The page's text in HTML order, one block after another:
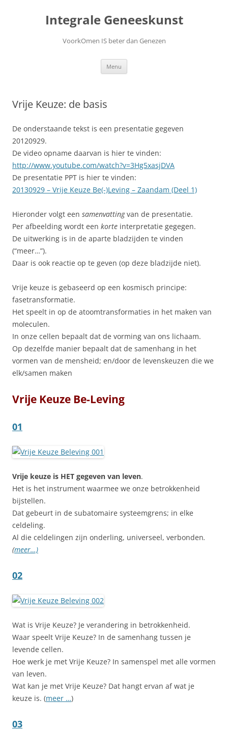
Integrale Geneeskunst
VoorkOmen IS beter dan Genezen
Menu
Vrije Keuze: de basis
De onderstaande tekst is een presentatie gegeven
20120929.
De video opname daarvan is hier te vinden:
http://www.youtube.com/watch?v=3Hg5xasjDVA
De presentatie PPT is hier te vinden:
20130929 – Vrije Keuze Be(-)Leving – Zaandam (Deel 1)
Hieronder volgt een samenvattingvan de presentatie.
Per afbeelding wordt een korte interpretatie gegegen.
De uitwerking is in de aparte bladzijden te vinden
(“meer…”).
Daar is ook reactie op te geven (op deze bladzijde niet).
Vrije keuze is gebaseerd op een kosmisch principe:
fasetransformatie.
Het speelt in op de atoomtransformaties in het maken van
moleculen.
In onze cellen bepaalt dat de vorming van ons lichaam.
Op dezelfde manier bepaalt dat de samenhang in het
vormen van de mensheid; en/door de levenskeuzen die we
elk/samen maken
Vrije Keuze Be-Leving
01
Vrije keuze is HET gegeven van leven.
Het is het instrument waarmee we onze betrokkenheid
bijstellen.
Dat gebeurt in de subatomaire systeemgrens; in elke
celdeling.
Al die celdelingen zijn onderling, universeel, verbonden.
(meer…)
02
Wat is Vrije Keuze? Je verandering in betrokkenheid.
Waar speelt Vrije Keuze? In de samenhang tussen je
levende cellen.
Hoe werk je met Vrije Keuze? In samenspel met alle vormen
van leven.
Wat kan je met Vrije Keuze? Dat hangt ervan af wat je
keuze is. (meer …)
03